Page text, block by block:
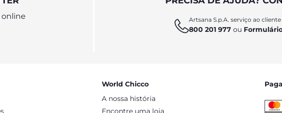
online Artsana S.p.A. serviço ao cliente
800 201 977ou
World Chicco
A nossa história
Encontre uma loja